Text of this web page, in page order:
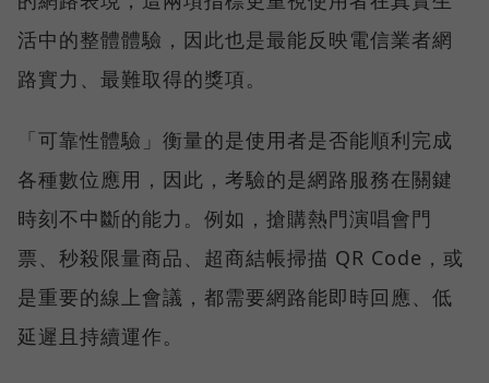
活中的整體體驗，因此也是最能反映電信業者網
路實力、最難取得的獎項。
「可靠性體驗」衡量的是使用者是否能順利完成
各種數位應用，因此，考驗的是網路服務在關鍵
時刻不中斷的能力。例如，搶購熱門演唱會門
票、秒殺限量商品、超商結帳掃描 QR Code，或
是重要的線上會議，都需要網路能即時回應、低
延遲且持續運作。